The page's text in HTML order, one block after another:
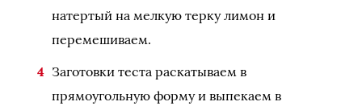
натертый на мелкую терку лимон и
перемешиваем.
Заготовки теста раскатываем в
прямоугольную форму и выпекаем в